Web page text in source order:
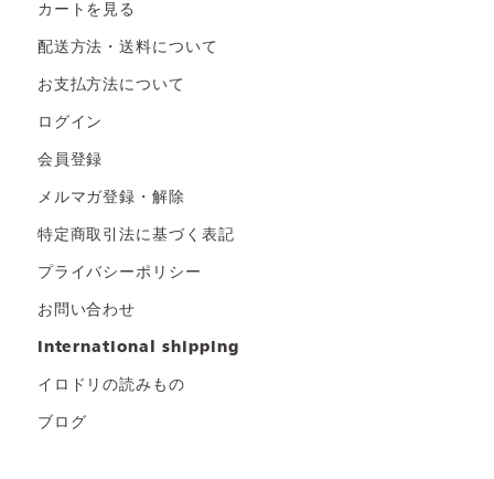
カートを見る
配送方法・送料について
お支払方法について
ログイン
会員登録
メルマガ登録・解除
特定商取引法に基づく表記
プライバシーポリシー
お問い合わせ
international shipping
イロドリの読みもの
ブログ